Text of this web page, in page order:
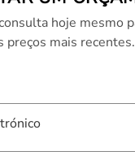
hoje mesmo
preços mais